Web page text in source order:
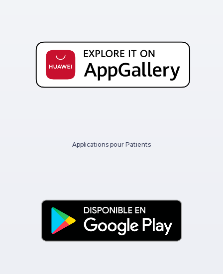
Applications pour Patients